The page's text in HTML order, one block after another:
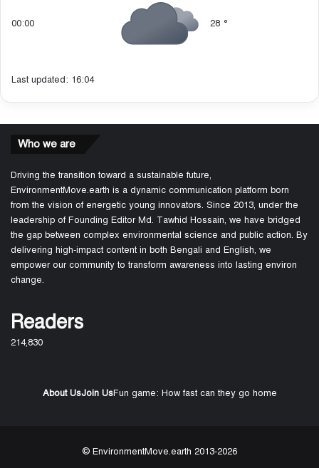
00:00 28 °
Last updated: 16:04
Who we are
Driving the transition toward a sustainable future,
EnvironmentMove.earth is a dynamic communication platform born
from the vision of energetic young innovators. Since 2013, under the
leadership of Founding Editor Md. Tawhid Hossain, we have bridged
the gap between complex environmental science and public action. By
delivering high-impact content in both Bengali and English, we
empower our community to transform awareness into lasting environ
change.
Readers
214,830
About UsJoin UsFun game: How fast can they go home
© EnvironmentMove.earth 2013-2026